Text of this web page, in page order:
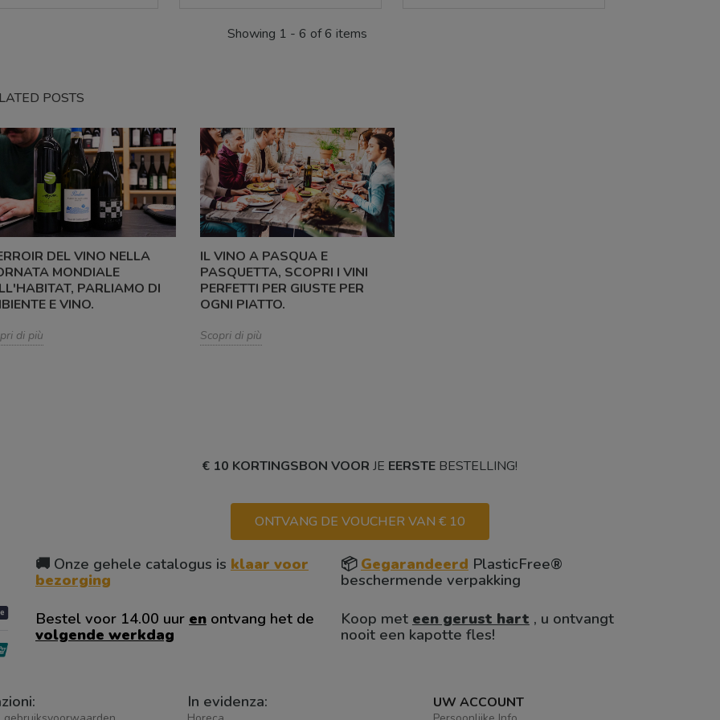
Showing 1 - 6 of 6 items
POSTS
DEL VINO NELLA
MONDIALE
PARLIAMO DI
E VINO.
di più
IL VINO A PASQUA E
PASQUETTA, SCOPRI I VINI
PERFETTI PER GIUSTE PER
OGNI PIATTO.
Scopri di più
€ 10 KORTINGSBON VOOR JE EERSTE BESTELLING!
ONTVANG DE VOUCHER VAN € 10
🚚 Onze gehele catalogus is klaar voor
bezorging
Bestel voor 14.00 uur en ontvang het de
volgende werkdag
📦 Gegarandeerd PlasticFree®
beschermende verpakking
Koop met een gerust hart , u ontvangt
nooit een kapotte fles!
In evidenza: UW ACCOUNT